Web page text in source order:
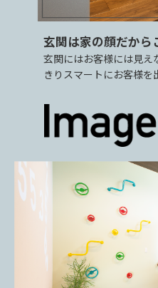
玄関は家の顔だから
玄関にはお客様には見え
きりスマートにお客様を